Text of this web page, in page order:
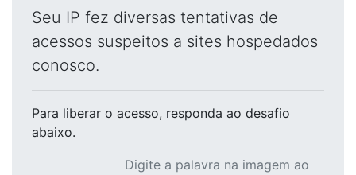
Seu IP fez diversas tentativas de
acessos suspeitos a sites hospedados
conosco.
Para liberar o acesso, responda ao desafio
abaixo.
Digite a palavra na imagem ao